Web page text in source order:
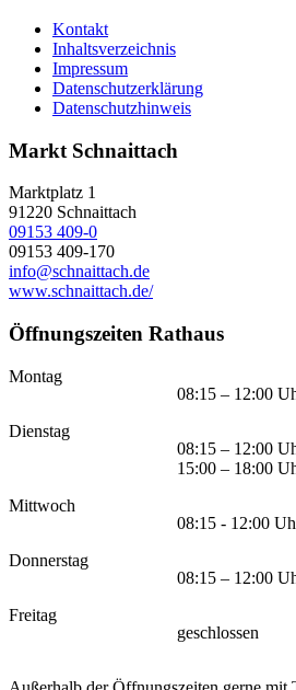
Kontakt
Inhaltsverzeichnis
Impressum
Datenschutzerklärung
Datenschutzhinweis
Markt Schnaittach
Marktplatz 1
91220 Schnaittach
09153 409-0
09153 409-170
info@schnaittach.de
www.schnaittach.de/
Öffnungszeiten Rathaus
Montag
08:15 – 12:00
Dienstag
08:15 – 12:00
15:00 – 18:00
Mittwoch
08:15 - 12:00
Donnerstag
08:15 – 12:00
Freitag
geschlossen